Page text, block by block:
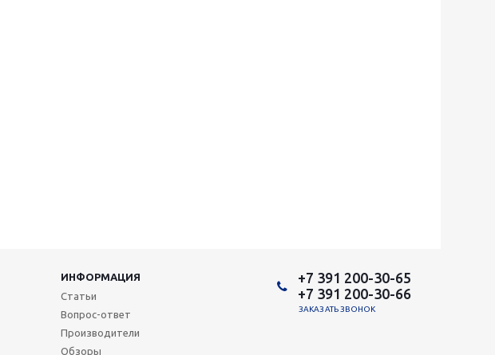
ИНФОРМАЦИЯ
Статьи
Вопрос-ответ
Производители
Обзоры
+7 391 200-30-65
+7 391 200-30-66
ЗАКАЗАТЬ ЗВОНОК